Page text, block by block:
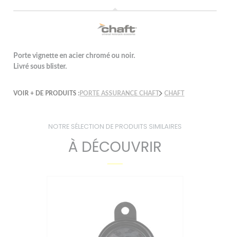
Porte vignette en acier chromé ou noir.
Livré sous blister.
VOIR + DE PRODUITS :PORTE ASSURANCE CHAFT CHAFT
NOTRE SÉLECTION DE PRODUITS SIMILAIRES
À DÉCOUVRIR